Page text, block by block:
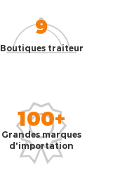
9
Boutiques traiteur
100+
Grandes marques
d'importation